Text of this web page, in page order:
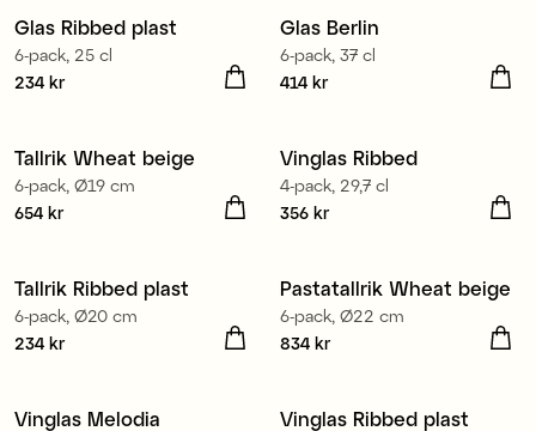
Glas Ribbed plast
6-pack, 25 cl
Pris :234 kr
234 kr
Glas Berlin
6-pack, 37 cl
Pris :414 kr
414 kr
Tallrik Wheat beige
6-pack, Ø19 cm
Pris :654 kr
654 kr
Vinglas Ribbed
4-pack, 29,7 cl
Pris :356 kr
356 kr
Tallrik Ribbed plast
6-pack, Ø20 cm
Pris :234 kr
234 kr
Pastatallrik Wheat beige
6-pack, Ø22 cm
Pris :834 kr
834 kr
Vinglas Melodia Vinglas Ribbed plast